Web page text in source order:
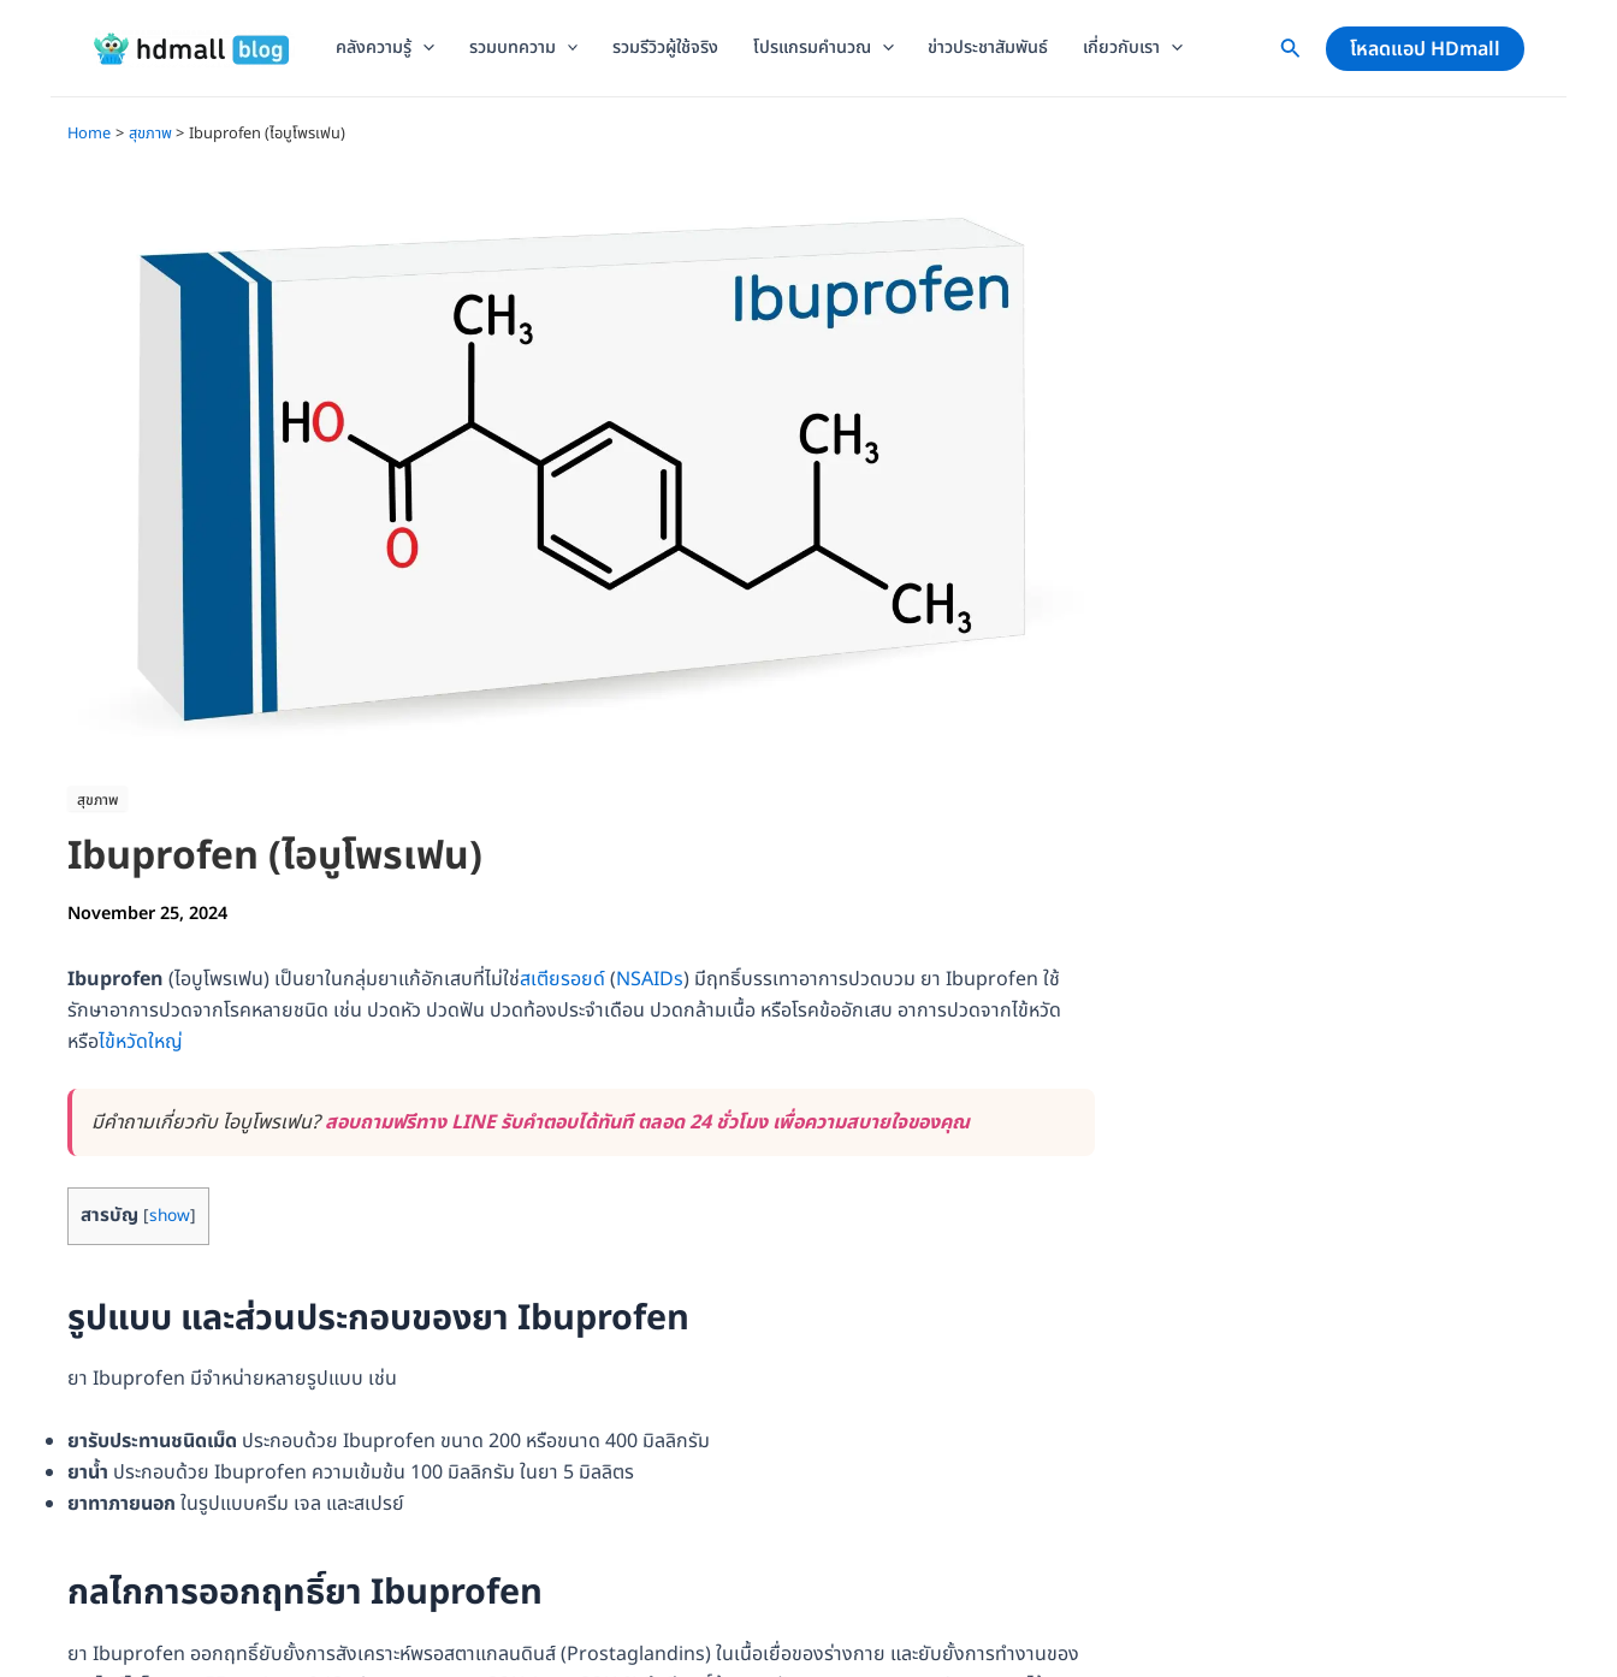
คลังความรู้ รวมบทความ รวมรีวิวผู้ใช้จริง โปรแกรมคำนวณ ข่าวประชาสัมพันธ์ เกี่ยวกับเรา โหลดแอป HDmall
Home สุขภาพ Ibuprofen (ไอบูโพรเฟน)
สุขภาพ
Ibuprofen (ไอบูโพรเฟน)
November 25, 2024
Ibuprofen (ไอบูโพรเฟน) เป็นยาในกลุ่มยาแก้อักเสบที่ไม่ใช่สเตียรอยด์(NSAIDs) มีฤทธิ์บรรเทาอาการปวดบวม ยา Ibuprofen ใช้
รักษาอาการปวดจากโรคหลายชนิด เช่น ปวดหัว ปวดฟัน ปวดท้องประจำเดือน ปวดกล้ามเนื้อ หรือโรคข้ออักเสบ อาการปวดจากไข้หวัด
หรือไข้หวัดใหญ่
มีคำถามเกี่ยวกับ ไอบูโพรเฟน?สอบถามฟรีทาง LINE รับคำตอบได้ทันที ตลอด 24 ชั่วโมง เพื่อความสบายใจของคุณ
สารบัญ [show]
รูปแบบ และส่วนประกอบของยา Ibuprofen
ยา Ibuprofen มีจำหน่ายหลายรูปแบบ เช่น
ยารับประทานชนิดเม็ด ประกอบด้วย Ibuprofen ขนาด 200 หรือขนาด 400 มิลลิกรัม
ยาน้ำ ประกอบด้วย Ibuprofen ความเข้มข้น 100 มิลลิกรัม ในยา 5 มิลลิตร
ยาทาภายนอก ในรูปแบบครีม เจล และสเปรย์
กลไกการออกฤทธิ์ยา Ibuprofen
ยา Ibuprofen ออกฤทธิ์ยับยั้งการสังเคราะห์พรอสตาแกลนดินส์ (Prostaglandins) ในเนื้อเยื่อของร่างกาย และยับยั้งการทำงานของ